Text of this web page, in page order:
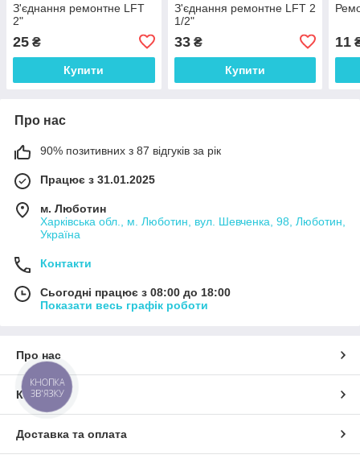
З'єднання ремонтне LFT
2"
25 ₴
Купити
З'єднання ремонтне LFT 2
1/2"
33₴
Купити
11
Про нас
90% позитивних з 87 відгуків за рік
Працює з 31.01.2025
м. Люботин
Харківська обл., м. Люботин, вул. Шевченка, 98, Люботин,
Україна
Контакти
Сьогодні працює з 08:00 до 18:00
Показати весь графік роботи
Про нас
Контакти
Доставка та оплата
КНОПКА
ЗВ'ЯЗКУ